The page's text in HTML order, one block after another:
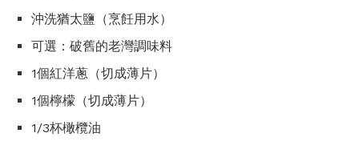
沖洗猶太鹽（烹飪用水）
可選：破舊的老灣調味料
1個紅洋蔥（切成薄片）
1個檸檬（切成薄片）
1/3杯橄欖油